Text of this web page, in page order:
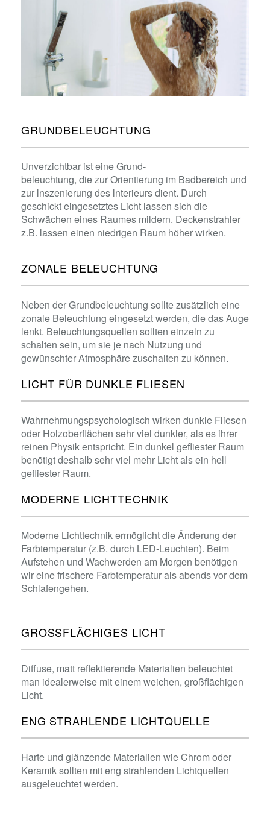
GRUNDBELEUCHTUNG
Unverzichtbar ist eine Grund-
beleuchtung, die zur Orientierung im Badbereich und
zur lnszenierung des lnterieurs dient. Durch
geschickt eingesetztes Licht lassen sich die
Schwächen eines Raumes mildern. Deckenstrahler
z.B. lassen einen niedrigen Raum höher wirken.
ZONALE BELEUCHTUNG
Neben der Grundbeleuchtung sollte zusätzlich eine
zonale Beleuchtung eingesetzt werden, die das Auge
lenkt. Beleuchtungsquellen sollten einzeln zu
schalten sein, um sie je nach Nutzung und
gewünschter Atmosphäre zuschalten zu können.
LICHT FÜR DUNKLE FLIESEN ​
Wahrnehmungspsychologisch wirken dunkle Fliesen
oder Holzoberflächen sehr viel dunkler, als es ihrer
reinen Physik entspricht. Ein dunkel gefliester Raum
benötigt deshalb sehr viel mehr Licht als ein hell
gefliester Raum.
MODERNE LICHTTECHNIK
Moderne Lichttechnik ermöglicht die Änderung der
Farbtemperatur (z.B. durch LED-Leuchten). Beim
Aufstehen und Wachwerden am Morgen benötigen
wir eine frischere Farbtemperatur als abends vor dem
Schlafengehen.
GROSSFLÄCHIGES LICHT
Diffuse, matt reflektierende Materialien beleuchtet
man idealerweise mit einem weichen, großflächigen
Licht.
ENG STRAHLENDE LICHTQUELLE
Harte und glänzende Materialien wie Chrom oder
Keramik sollten mit eng strahlenden Lichtquellen
ausgeleuchtet werden.